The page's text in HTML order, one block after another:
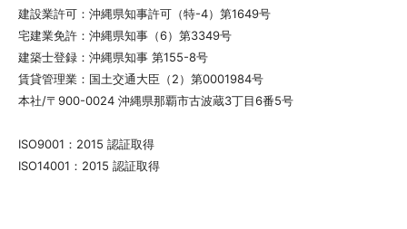
建設業許可：沖縄県知事許可（特-4）第1649号
宅建業免許：沖縄県知事（6）第3349号
建築士登録：沖縄県知事 第155-8号
賃貸管理業：国土交通大臣（2）第0001984号
本社/〒900-0024 沖縄県那覇市古波蔵3丁目6番5号
ISO9001：2015 認証取得
ISO14001：2015 認証取得